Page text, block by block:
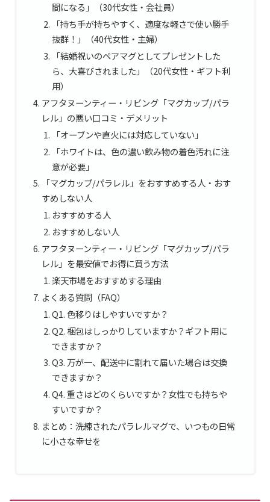
間になる」（30代女性・会社員）
「持ち手が持ちやすく、適度な軽さで使い勝手
抜群！」（40代女性・主婦）
「結婚祝いのペアマグとしてプレゼントした
ら、大喜びされました」（20代女性・ギフト利
用）
アフタヌーンティー・リビング「マグカップ/パラ
レル」の悪い口コミ・デメリット
「オーブンや直火には対応していない」
「ホワイトは、色の濃い飲み物の着色汚れに注
意が必要」
「マグカップ/パラレル」をおすすめする人・おす
すめしない人
おすすめする人
おすすめしない人
アフタヌーンティー・リビング「マグカップ/パラ
レル」を最安値でお得に買う方法
楽天市場をおすすめする理由
よくある質問（FAQ）
Q1. 色移りはしやすいですか？
Q2. 梱包はしっかりしていますか？ギフト用に
できますか？
Q3. 万が一、配送中に割れて届いた場合は交換
できますか？
Q4. 重さはどのくらいですか？女性でも持ちや
すいですか？
まとめ：洗練されたパラレルマグで、いつもの日常
に小さな幸せを